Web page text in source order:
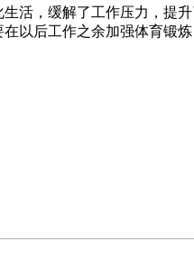
活，缓解了工作压力，提
以后工作之余加强体育锻